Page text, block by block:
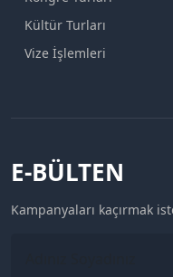
Kültür Turları
Vize İşlemleri
E-BÜLTEN
Kampanyaları kaçırmak